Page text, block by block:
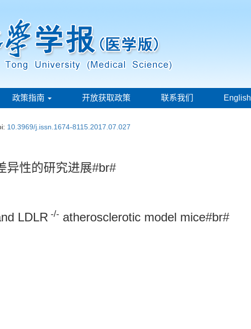
政策指南 开放获取政策 联系我们 English
10.3969/j.issn.1674-8115.2017.07.027
异性的研究进展#br#
LDLR -/- atherosclerotic model mice#br#